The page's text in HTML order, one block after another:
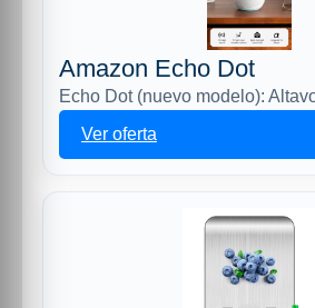
Amazon Echo Dot
Echo Dot (nuevo modelo):
Ver oferta